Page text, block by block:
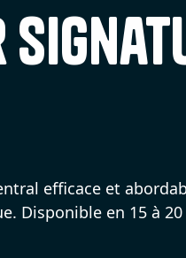
efficace et
Disponible en 15 à 20